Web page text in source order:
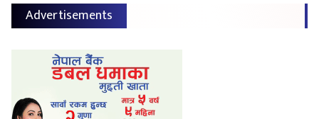
Advertisements